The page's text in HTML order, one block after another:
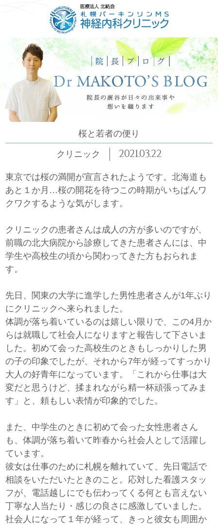
ごあいさつ コンセプト
桜と若者の便り
クリニック 2021.03.22
東京では桜の満開が宣言されたようです。北海道も
あと１か月…桜の開花を待つこの時期がいちばんワ
クワクするような気がします。
クリニックの患者さんは成人の方が多いのですが、
前職の北大病院から診療してきた患者さんには、中
学生や高校生の頃から関わってきた方もおられま
す。
先日、関東の大学に進学した男性患者さんが1年ぶり
にクリニックへ来られました。
体調が落ち着いているのは嬉しい限りで、この4月か
らは就職して社会人になりますと報告して下さいま
した。初めて会った高校生のときもしっかりした男
の子の印象でしたが、それから7年が経ってすっかり
大人の好青年になっています。「これから仕事は大
変だと思うけど、揉まれながら精一杯頑張ってみま
す」と、頼もしい表情が印象的でした。
また、中学生のときに初めて会った女性患者さん
も、体調が落ち着いて昨春から社会人として活躍し
ています。
彼女は仕事のために札幌を離れていて、先日電話で
相談をいただいたときのこと。応対した看護スタッ
フが、電話越しにでも伝わってくる何とも言えない
丁寧な人当たり・感じの良さに感激していました。
社会人になって１年が経って、きっと彼女も周囲か